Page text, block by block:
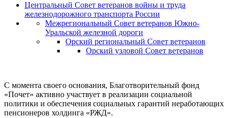
Центральный Совет ветеранов войны и труда
железнодорожного транспорта России
Межрегиональный Совет ветеранов Южно-
Уральской железной дороги
Орский региональный Совет ветеранов
Орский узловой Совет ветеранов
С момента своего основания, Благотворительный фонд
«Почет» активно участвует в реализации социальной
политики и обеспечения социальных гарантий неработающих
пенсионеров холдинга «РЖД».